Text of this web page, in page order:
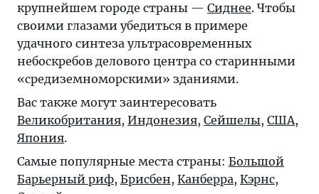
крупнейшем городе страны — Сиднее. Чтобы
своими глазами убедиться в примере
удачного синтеза ультрасовременных
небоскребов делового центра со старинными
«средиземноморскими» зданиями.
Вас также могут заинтересовать
Великобритания, Индонезия, Сейшелы, США,
Япония.
Самые популярные места страны: Большой
Барьерный риф, Брисбен, Канберра, Кэрнс,